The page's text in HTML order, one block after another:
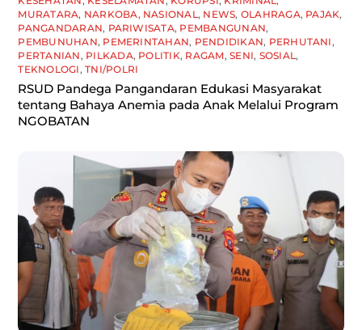
MURATARA, NARKOBA, NASIONAL , NEWS, OLAHRAGA, PAJAK,
PANGANDARAN, PARIWISATA, PEMBANGUNAN,
PEMBUNUHAN, PEMERINTAHAN, PENDIDIKAN, PERHUTANI ,
PERTANIAN , PILKADA, POLITIK, RAGAM,SENI, SOSIAL ,
TEKNOLOGI ,TNI/POLRI
RSUD Pandega Pangandaran Edukasi Masyarakat
tentang Bahaya Anemia pada Anak Melalui Program
NGOBATAN